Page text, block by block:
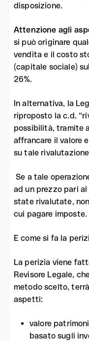
disposizione.
Attenzione agli
si può originare
vendita e il costo
(capitale sociale)
26%.
In alternativa, la
riproposto la c.d.
possibilità, tramite
affrancare il valore
su tale
Se a tale
ad un prezzo pari al
state rivalutate,
cui pagare imposte.
E come si fa la
La perizia viene
Revisore Legale,
metodo scelto,
aspetti:
valore
basato sugli